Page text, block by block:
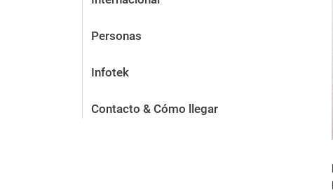
Personas
Infotek
Contacto & Cómo llegar